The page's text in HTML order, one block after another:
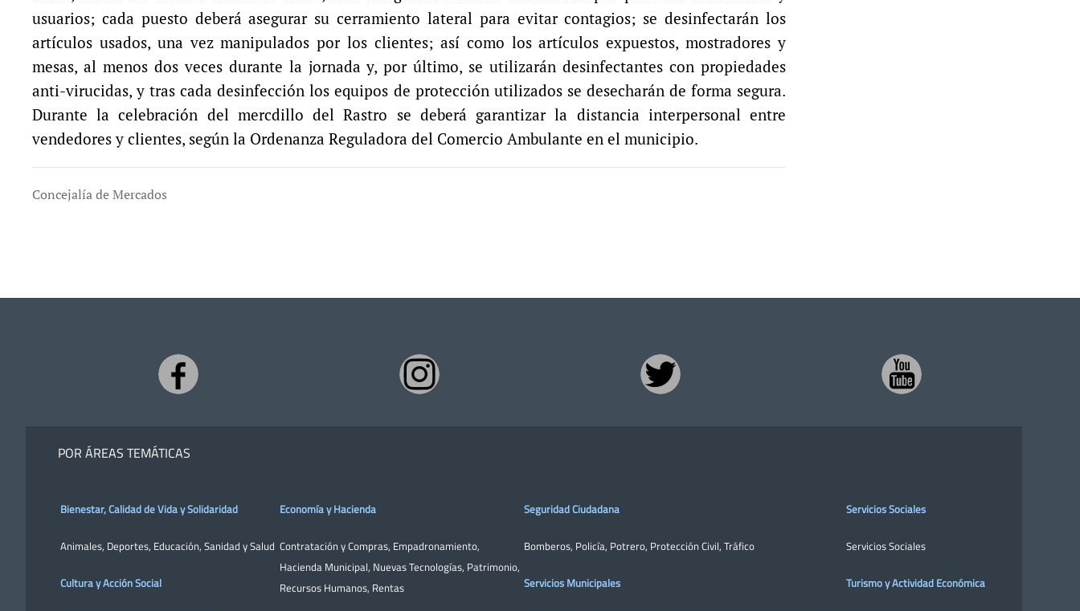
usuarios; cada puesto deberá asegurar su cerramiento lateral para evitar contagios; se desinfectarán los
artículos usados, una vez manipulados por los clientes; así como los artículos expuestos, mostradores y
mesas, al menos dos veces durante la jornada y, por último, se utilizarán desinfectantes con propiedades
anti-virucidas, y tras cada desinfección los equipos de protección utilizados se desecharán de forma segura.
Durante la celebración del mercdillo del Rastro se deberá garantizar la distancia interpersonal entre
vendedores y clientes, según la Ordenanza Reguladora del Comercio Ambulante en el municipio.
Concejalía de Mercados
POR ÁREAS TEMÁTICAS
Bienestar, Calidad de Vida y Solidaridad
Animales, Deportes, Educación, Sanidad y Salud
Cultura y Acción Social
Economía y Hacienda
Contratación y Compras, Empadronamiento,
Hacienda Municipal, Nuevas Tecnologías, Patrimonio,
Recursos Humanos, Rentas
Seguridad Ciudadana
Bomberos, Policía, Potrero, Protección Civil, Tráfico
Servicios Municipales
Servicios Sociales
Servicios Sociales
Turismo y Actividad Económica